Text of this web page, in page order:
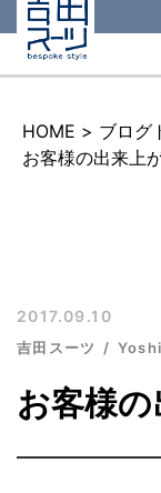
HOME > ブログ
お客様の出来上
2017.09.10
吉田スーツ
お客様